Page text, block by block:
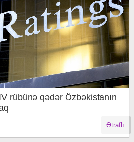
rübünə qədər Özbəkistanın
Ətraflı